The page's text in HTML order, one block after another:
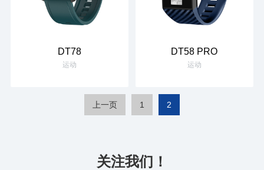
DT78
运动
DT58 PRO
运动
上一页 1 2
关注我们！